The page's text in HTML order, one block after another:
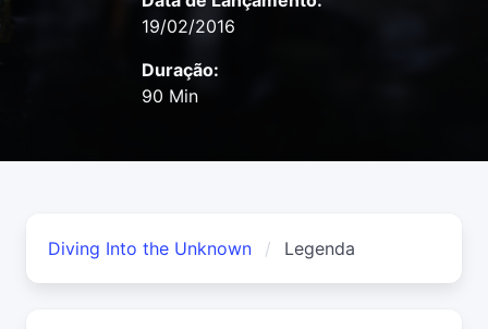
19/02/2016
Duração:
90 Min
Diving Into the Unknown Legenda